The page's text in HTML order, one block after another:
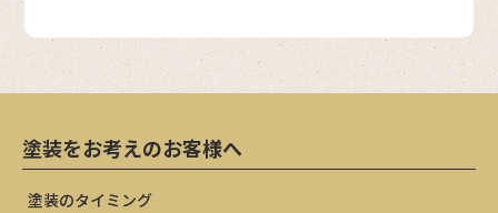
塗装をお考えのお客様へ
塗装のタイミング